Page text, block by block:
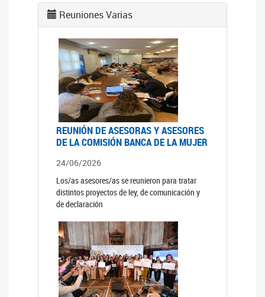
Reuniones Varias
REUNIÓN DE ASESORAS Y ASESORES
DE LA COMISIÓN BANCA DE LA MUJER
24/06/2026
Los/as asesores/as se reunieron para tratar
distintos proyectos de ley, de comunicación y
de declaración